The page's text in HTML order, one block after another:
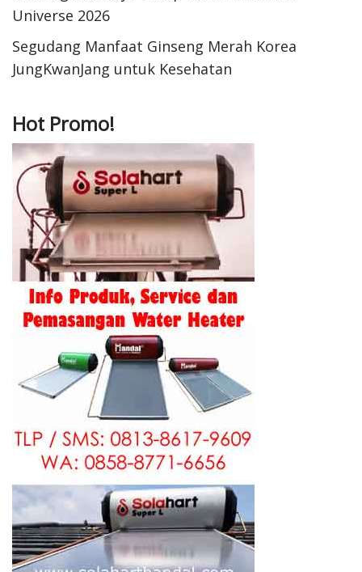
Universe 2026
Segudang Manfaat Ginseng Merah Korea
JungKwanJang untuk Kesehatan
Hot Promo!